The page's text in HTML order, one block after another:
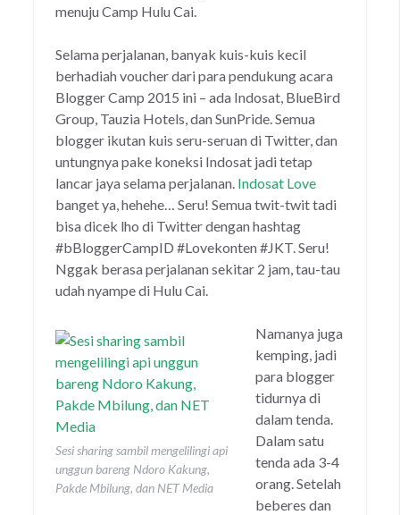
menuju Camp Hulu Cai.
Selama perjalanan, banyak kuis-kuis kecil
berhadiah voucher dari para pendukung acara
Blogger Camp 2015 ini – ada Indosat, BlueBird
Group, Tauzia Hotels, dan SunPride. Semua
blogger ikutan kuis seru-seruan di Twitter, dan
untungnya pake koneksi Indosat jadi tetap
lancar jaya selama perjalanan. Indosat Love
banget ya, hehehe… Seru! Semua twit-twit tadi
bisa dicek lho di Twitter dengan hashtag
#bBloggerCampID #Lovekonten #JKT. Seru!
Nggak berasa perjalanan sekitar 2 jam, tau-tau
udah nyampe di Hulu Cai.
Sesi sharing sambil mengelilingi api
unggun bareng Ndoro Kakung,
Pakde Mbilung, dan NET Media
Namanya juga
kemping, jadi
para blogger
tidurnya di
dalam tenda.
Dalam satu
tenda ada 3-4
orang. Setelah
beberes dan